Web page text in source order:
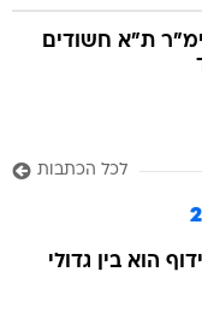
ת"א חשודים
לכל הכתבות
הוא בין גדולי